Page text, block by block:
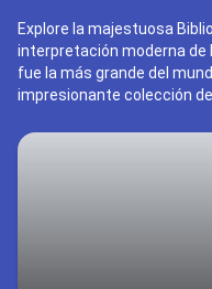
Explore la majestuosa
interpretación moderna de
fue la más grande del
impresionante colección